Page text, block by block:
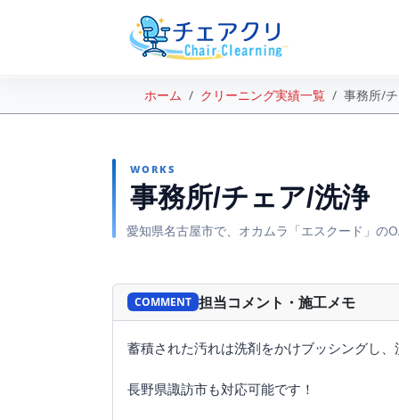
ホーム クリーニング実績一覧 事務所/
WORKS
事務所/チェア/洗浄
愛知県名古屋市で、オカムラ「エスクード」の
BEFORE
COMMENT 担当コメント・施工メモ
蓄積された汚れは洗剤をかけブッシングし、
長野県諏訪市も対応可能です！